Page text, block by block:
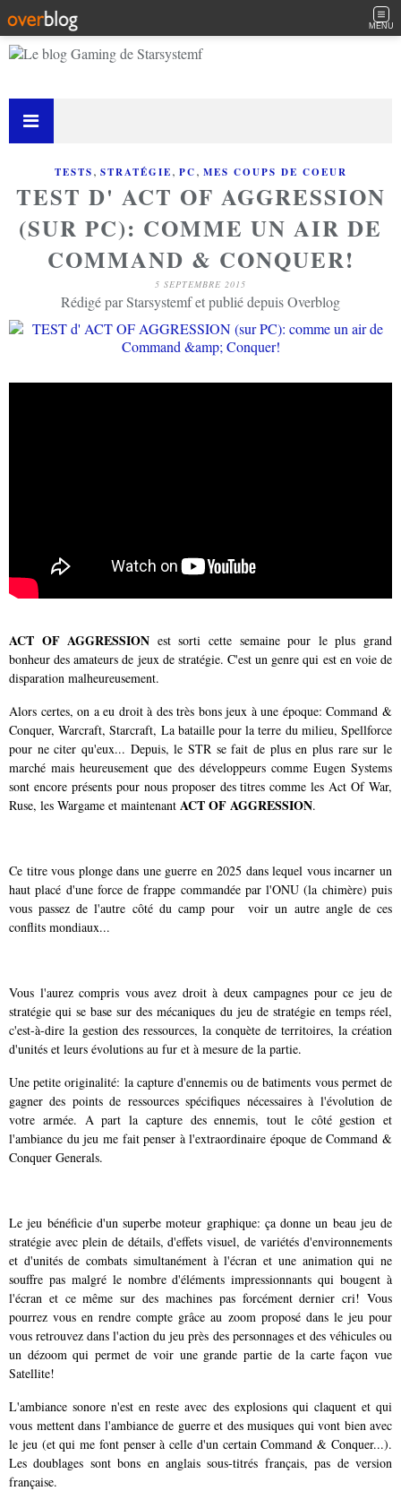
MENU
TESTS, STRATÉGIE, PC, MES COUPS DE COEUR
TEST D' ACT OF AGGRESSION
(SUR PC): COMME UN AIR DE
COMMAND & CONQUER!
5 SEPTEMBRE 2015
Rédigé par Starsystemf et publié depuis Overblog
ACT OF AGGRESSION est sorti cette semaine pour le plus grand
bonheur des amateurs de jeux de stratégie. C'est un genre qui est en voie de
disparation malheureusement.
Alors certes, on a eu droit à des très bons jeux à une époque: Command &
Conquer, Warcraft, Starcraft, La bataille pour la terre du milieu, Spellforce
pour ne citer qu'eux... Depuis, le STR se fait de plus en plus rare sur le
marché mais heureusement que des développeurs comme Eugen Systems
sont encore présents pour nous proposer des titres comme les Act Of War,
Ruse, les Wargame et maintenant ACT OF AGGRESSION.
Ce titre vous plonge dans une guerre en 2025 dans lequel vous incarner un
haut placé d'une force de frappe commandée par l'ONU (la chimère) puis
vous passez de l'autre côté du camp pour voir un autre angle de ces
conflits mondiaux...
Vous l'aurez compris vous avez droit à deux campagnes pour ce jeu de
stratégie qui se base sur des mécaniques du jeu de stratégie en temps réel,
c'est-à-dire la gestion des ressources, la conquète de territoires, la création
d'unités et leurs évolutions au fur et à mesure de la partie.
Une petite originalité: la capture d'ennemis ou de batiments vous permet de
gagner des points de ressources spécifiques nécessaires à l'évolution de
votre armée. A part la capture des ennemis, tout le côté gestion et
l'ambiance du jeu me fait penser à l'extraordinaire époque de Command &
Conquer Generals.
Le jeu bénéficie d'un superbe moteur graphique: ça donne un beau jeu de
stratégie avec plein de détails, d'effets visuel, de variétés d'environnements
et d'unités de combats simultanément à l'écran et une animation qui ne
souffre pas malgré le nombre d'éléments impressionnants qui bougent à
l'écran et ce même sur des machines pas forcément dernier cri! Vous
pourrez vous en rendre compte grâce au zoom proposé dans le jeu pour
vous retrouvez dans l'action du jeu près des personnages et des véhicules ou
un dézoom qui permet de voir une grande partie de la carte façon vue
Satellite!
L'ambiance sonore n'est en reste avec des explosions qui claquent et qui
vous mettent dans l'ambiance de guerre et des musiques qui vont bien avec
le jeu (et qui me font penser à celle d'un certain Command & Conquer...).
Les doublages sont bons en anglais sous-titrés français, pas de version
française.